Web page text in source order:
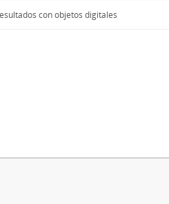
con objetos digitales